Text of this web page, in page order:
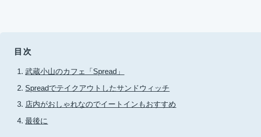
目次
武蔵小山のカフェ「Spread」
Spreadでテイクアウトしたサンドウィッチ
店内がおしゃれなのでイートインもおすすめ
最後に